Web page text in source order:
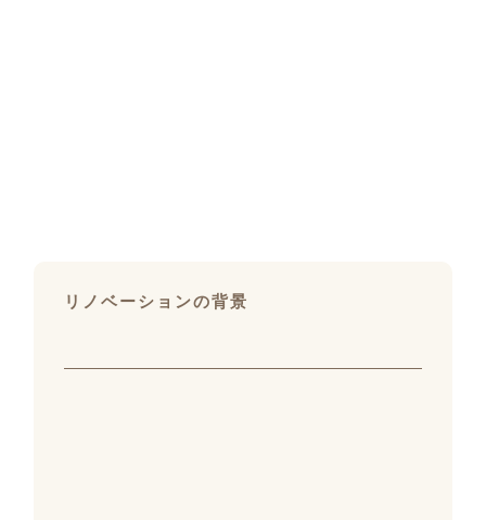
リノベーションの背景